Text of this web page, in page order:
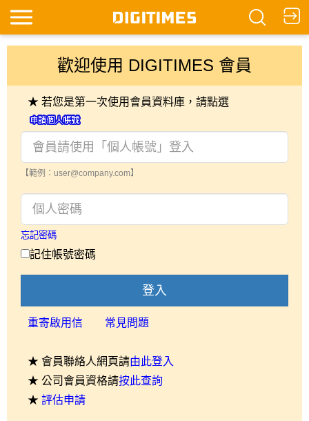
歡迎使用 DIGITIMES 會員
★ 若您是第一次使用會員資料庫，請點選
【範例：user@company.com】
忘記密碼
記住帳號密碼
登入
重寄啟用信 常見問題
★ 會員聯絡人網頁請由此登入
★ 公司會員資格請按此查詢
★ 評估申請